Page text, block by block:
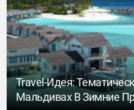
к себе туристов со
Travel-Идея:
Мальдивах В Зимние